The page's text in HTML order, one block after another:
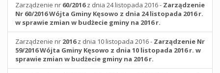
Zarządzenie nr 60/2016z dnia 24 listopada 2016 - Zarządzenie
Nr 60/2016 Wójta Gminy Kęsowo z dnia 24 listopada 2016 r.
w sprawie zmian w budżecie gminy na 2016 r.
Zarządzenie nr 2016z dnia 10 listopada 2016 - Zarządzenie Nr
59/2016 Wójta Gminy Kęsowo z dnia 10 listopada 2016 r. w
sprawie zmian w budżecie gminy na 2016 r.